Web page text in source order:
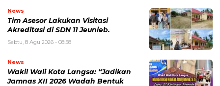
News
Tim Asesor Lakukan Visitasi
Akreditasi di SDN 11 Jeunieb.
Sabtu, 8 Agu 2026 - 08:58
News
Wakil Wali Kota Langsa: “Jadikan
Jamnas XII 2026 Wadah Bentuk